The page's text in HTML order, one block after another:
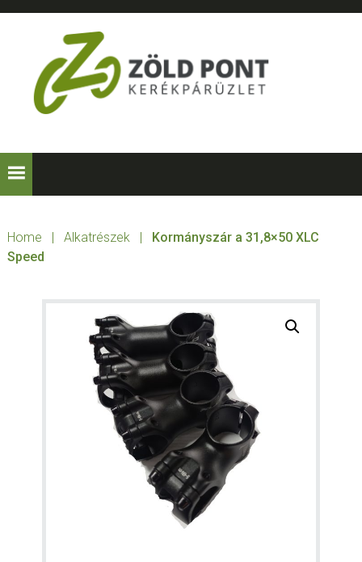
Skip
navigation
Skip
content
Skip
ZÖLD
PONT
Home | Alkatrészek |
Kormányszár a 31,8×50 XLC
Speed